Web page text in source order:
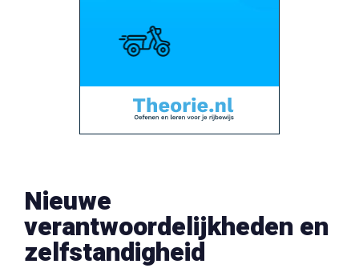
Nieuwe
verantwoordelijkheden en
zelfstandigheid